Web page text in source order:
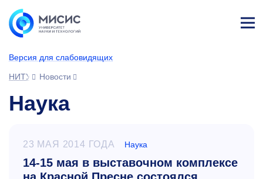
Версия для слабовидящих
НИТУ МИСИС
Новости
Наука
23 МАЯ 2014 ГОДА Наука
14-15 мая в выставочном комплексе